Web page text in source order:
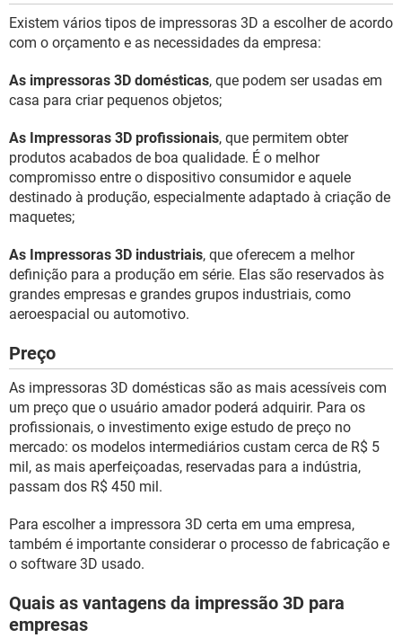
Existem vários tipos de impressoras 3D a escolher de acordo
com o orçamento e as necessidades da empresa:
As impressoras 3D domésticas, que podem ser usadas em
casa para criar pequenos objetos;
As Impressoras 3D profissionais, que permitem obter
produtos acabados de boa qualidade. É o melhor
compromisso entre o dispositivo consumidor e aquele
destinado à produção, especialmente adaptado à criação de
maquetes;
As Impressoras 3D industriais, que oferecem a melhor
definição para a produção em série. Elas são reservados às
grandes empresas e grandes grupos industriais, como
aeroespacial ou automotivo.
Preço
As impressoras 3D domésticas são as mais acessíveis com
um preço que o usuário amador poderá adquirir. Para os
profissionais, o investimento exige estudo de preço no
mercado: os modelos intermediários custam cerca de R$ 5
mil, as mais aperfeiçoadas, reservadas para a indústria,
passam dos R$ 450 mil.
Para escolher a impressora 3D certa em uma empresa,
também é importante considerar o processo de fabricação e
o software 3D usado.
Quais as vantagens da impressão 3D para
empresas